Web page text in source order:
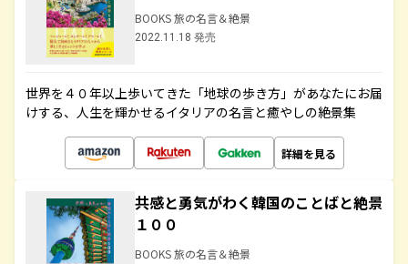
BOOKS 旅の名言＆絶景
2022.11.18 発売
世界を４０年以上歩いてきた「地球の歩き方」があなたにお届
けする、人生を輝かせるイタリアの名言と癒やしの絶景集
詳細を見る
共感と勇気がわく韓国のことばと絶景
１００
BOOKS 旅の名言＆絶景